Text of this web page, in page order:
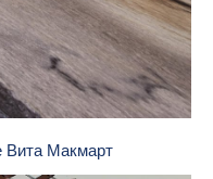
Вита Макмарт